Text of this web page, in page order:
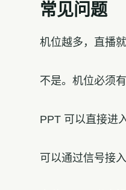
常见问题
机位越多，直播就
不是。机位必须
PPT 可以直接进
可以通过信号接